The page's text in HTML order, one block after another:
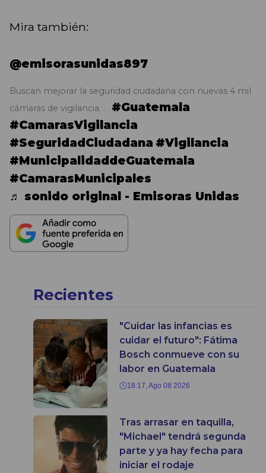
Mira también:
@emisorasunidas897
Buscan mejorar la seguridad ciudadana con nuevas 4 mil
cámaras de vigilancia. . . #Guatemala
#CamarasVigilancia
#SeguridadCiudadana #Vigilancia
#MunicipalidaddeGuatemala
#CamarasMunicipales
♬ sonido original - Emisoras Unidas
Recientes
"Cuidar las infancias es
cuidar el futuro": Fátima
Bosch conmueve con su
labor en Guatemala
18:17, Ago 08 2026
Tras arrasar en taquilla,
"Michael" tendrá segunda
parte y ya hay fecha para
iniciar el rodaje